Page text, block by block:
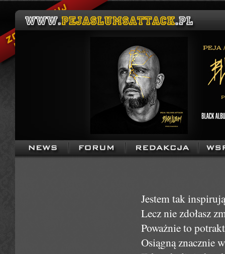
Jestem tak
Lecz nie zdołasz
Poważnie to
Osiągną znacznie